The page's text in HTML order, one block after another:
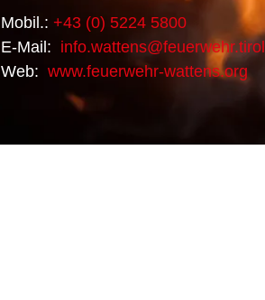
Mobil.: +43 (0) 5224 5800
E-Mail: info.wattens@feuerwehr.tirol
Web: www.feuerwehr-wattens.org